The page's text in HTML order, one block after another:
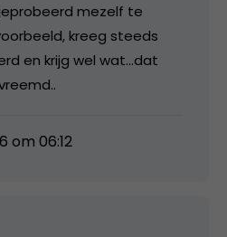
mezelf te
kreeg steeds
en krijg wel wat…dat
om 06:12